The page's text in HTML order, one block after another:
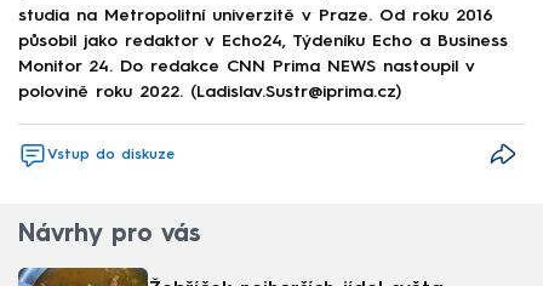
studia na Metropolitní univerzitě v Praze. Od roku 2016
působil jako redaktor v Echo24, Týdeníku Echo a Business
Monitor 24. Do redakce CNN Prima NEWS nastoupil v
polovině roku 2022. (Ladislav.Sustr@iprima.cz)
Vstup do diskuze
Návrhy pro vás